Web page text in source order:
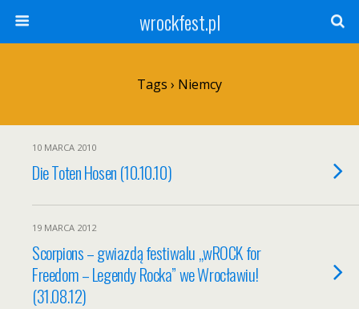
wrockfest.pl
Tags › Niemcy
10 MARCA 2010
Die Toten Hosen (10.10.10)
19 MARCA 2012
Scorpions – gwiazdą festiwalu „wROCK for
Freedom – Legendy Rocka” we Wrocławiu!
(31.08.12)